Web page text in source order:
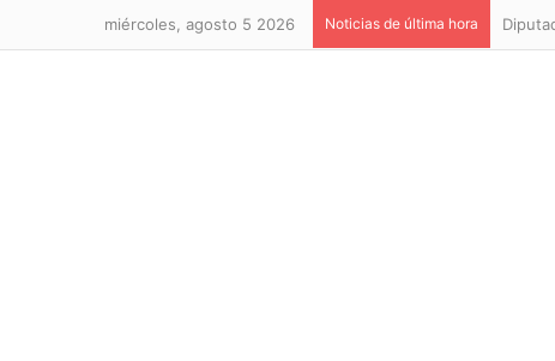
miércoles, agosto 5 2026 Noticias de última hora